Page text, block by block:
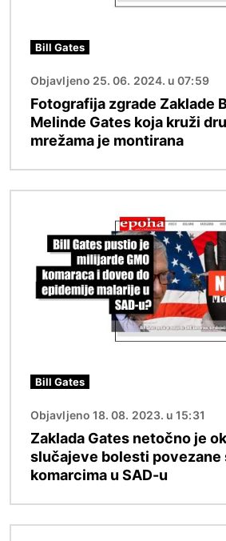
Bill Gates
Objavljeno 25. 06. 2024. u 07:59
Fotografija zgrade Zaklade
Melinde Gates koja kruži
mrežama je montirana
Bill Gates
Objavljeno 18. 08. 2023. u 15:31
Zaklada Gates netočno je
slučajeve bolesti povezane
komarcima u SAD-u